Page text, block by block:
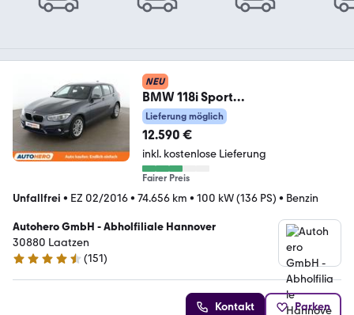
NEU
BMW 118i Sport
Line*NAVI*PDC*TEMPO*SHZ*
Lieferung möglich
12.590 €
inkl. kostenlose Lieferung
Fairer Preis
Unfallfrei • EZ 02/2016• 74.656 km • 100 kW (136 PS) • Benzin
Autohero GmbH - Abholfiliale Hannover
30880 Laatzen
4.7 Sterne
(151)
Kontakt Parken